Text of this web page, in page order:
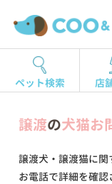
ペット検索 店
譲渡の犬猫お
譲渡犬・譲渡猫に関
お電話で詳細を確